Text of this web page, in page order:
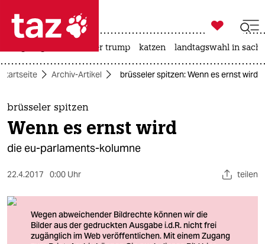
 taz zahl ich
taz zahl ich
themen
politik
kultur
sport

taz zahl ich
usa unter trump katzen landtagswahl in
Startseite Archiv-Artikel brüsseler spitzen: Wenn es ernst wird
brüsseler spitzen
Wenn es ernst wird
die eu-parlaments-kolumne
22.4.2017 0:00 Uhr teilen